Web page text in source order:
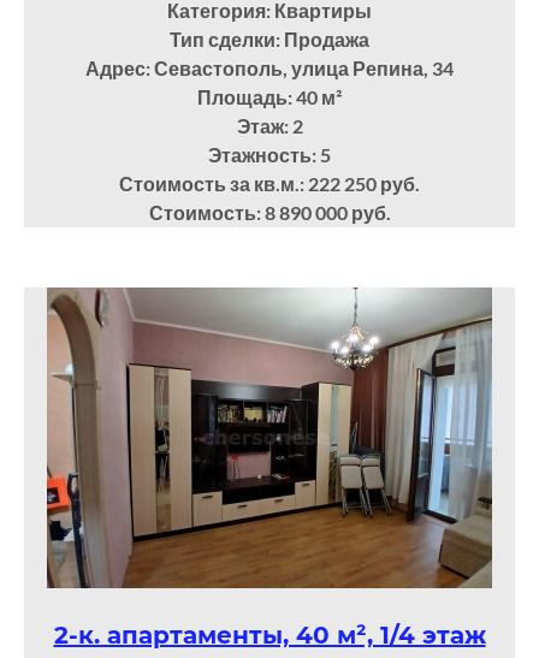
Категория: Квартиры
Тип сделки: Продажа
Адрес: Севастополь, улица Репина, 34
Площадь: 40 м²
Этаж: 2
Этажность: 5
Стоимость за кв.м.: 222 250 руб.
Стоимость: 8 890 000 руб.
2-к. апартаменты, 40 м², 1/4 этаж